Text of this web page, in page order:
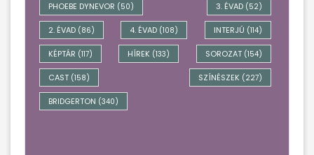
PHOEBE DYNEVOR (50) 3. ÉVAD (52)
2. ÉVAD (86) 4. ÉVAD (108) INTERJÚ (114)
KÉPTÁR (117) HÍREK (133) SOROZAT (154)
CAST (158) SZÍNÉSZEK (227)
BRIDGERTON (340)